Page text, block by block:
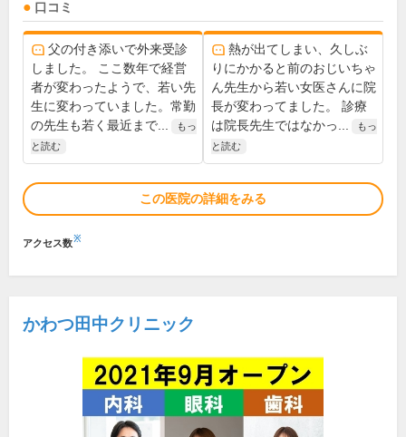
口コミ
父の付き添いで外来受診
しました。 ここ数年で経営
者が変わったようで、若い先
生に変わっていました。常勤
の先生も若く最近まで...
もっ
と読む
熱が出てしまい、久しぶ
りにかかると前のおじいちゃ
ん先生から若い女医さんに院
長が変わってました。 診療
は院長先生ではなかっ...
もっ
と読む
この医院の詳細をみる
アクセス数※
かわつ田中クリニック